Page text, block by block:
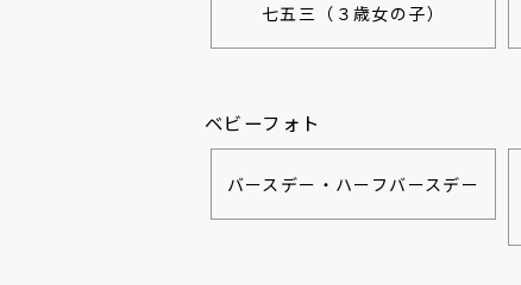
七五三（３歳女の子）
ベビーフォト
バースデー・ハーフバースデー